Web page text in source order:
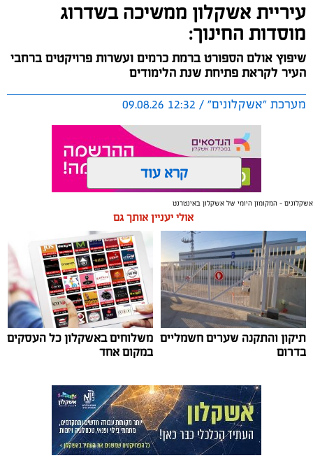
עיריית אשקלון ממשיכה בשדרוג
מוסדות החינוך:
שיפוץ אולם הספורט ברמת כרמים ועשרות פרויקטים ברחבי
העיר לקראת פתיחת שנת הלימודים
מערכת "אשקלונים" / 12:32 09.08.26
תגים: שיפוץ מוסדות חינוך, אשקלון
במסגרת העבודות באולם הספורט מוחלפת תקרה
האקוסטית, פירוק המערכת הסולארית המותקנת על גג
המבנה, החלפת הגג כולו והתקנת מערכת סולארית חדשה
ומתקדמת
לקראת פתיחת שנת הלימודים תשפ"ז, עיריית אשקלון
ממשיכה להשקיע בשדרוג מוסדות החינוך ברחבי העיר,
הספר רמת כרמים, שיפוצים נרחבים בבתי הספר ובגני
הילדים, במטרה לשפר את התשתיות ולהעניק לתלמידים
ולצוותי החינוך סביבת לימודים בטוחה, מתקדמת ואיכותית.
קרא עוד
אשקלונים - המקומון היומי של אשקלון באינטרנט
אולי יעניין אותך גם
תיקון והתקנה שערים חשמליים
בדרום
משלוחים באשקלון כל העסקים
במקום אחד